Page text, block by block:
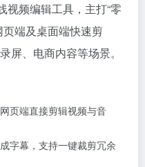
视频编辑工具，主打“零
端及桌面端快速剪
屏、电商内容等场景。
页端直接剪辑视频与音
字幕，支持一键裁剪冗余